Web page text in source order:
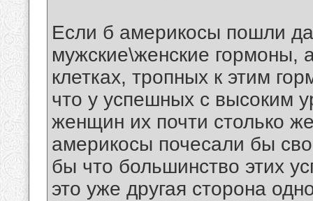
Если б америкосы пошли
мужские\женские гормоны,
клетках, тропных к этим
что у успешных с высоким
женщин их почти столько
америкосы почесали бы
бы что большинство этих
это уже другая сторона